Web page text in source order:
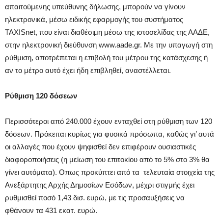
απαιτούμενης υπεύθυνης δήλωσης, μπορούν να γίνουν
ηλεκτρονικά, μέσω ειδικής εφαρμογής του συστήματος
ΤΑΧΙSnet, που είναι διαθέσιμη μέσω της ιστοσελίδας της ΑΑΔΕ,
στην ηλεκτρονική διεύθυνση www.aade.gr. Με την υπαγωγή στη
ρύθμιση, αποτρέπεται η επιβολή του μέτρου της κατάσχεσης ή
αν το μέτρο αυτό έχει ήδη επιβληθεί, αναστέλλεται.
Ρύθμιση 120 δόσεων
Περισσότεροι από 240.000 έχουν ενταχθεί στη ρύθμιση των 120
δόσεων. Πρόκειται κυρίως για φυσικά πρόσωπα, καθώς γι’ αυτά
οι αλλαγές που έχουν ψηφισθεί δεν επιφέρουν ουσιαστικές
διαφοροποιήσεις (η μείωση του επιτοκίου από το 5% στο 3% θα
γίνει αυτόματα). Οπως προκύπτει από τα τελευταία στοιχεία της
Ανεξάρτητης Αρχής Δημοσίων Εσόδων, μέχρι στιγμής έχει
ρυθμισθεί ποσό 1,43 δισ. ευρώ, με τις προσαυξήσεις να
φθάνουν τα 431 εκατ. ευρώ.